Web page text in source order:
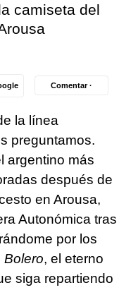
camiseta del
Comentar ·
la línea
preguntamos.
argentino más
después de
en Arousa,
Autonómica tras
por los
Bolero, el eterno
siga repartiendo